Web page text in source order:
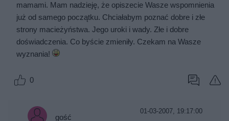
mamami. Mam nadzieję, że opiszecie Wasze wspomnienia
już od samego początku. Chciałabym poznać dobre i złe
strony macieżyństwa. Jego uroki i wady. Złe i dobre
doświadczenia. Co byście zmieniły. Czekam na Wasze
wyznania!
0
gość
01-03-2007, 19:17:00